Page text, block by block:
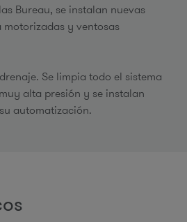
Bureau, se instalan nuevas
y ventosas
Se limpia todo el sistema
alta presión y se instalan
automatización.